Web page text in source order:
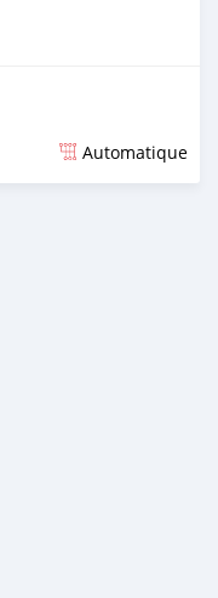
Automatique